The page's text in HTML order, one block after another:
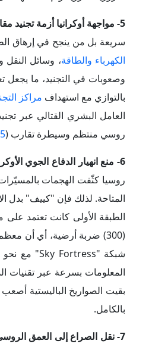
روسيا كثّفت الهجمات
المتاحة. لذلك فإن "كييف" بدل
الطبقة الأولى كانت تعتمد على ميراج (2000) في صيد المسيّرات والصواريخ. وقد
(300) ضربة أرضية، أي أن
شبكة "Sky Fortress" مع نحو
المعلومات بسرعة عبر تقنيات
بقيت الصواريخ الباليستية
بالكامل.
7- نقل الصراع إلى العمق الروسي والتركيز على استهداف "أسطول الظل":
العمق الروسي عبر عمليات
كيلومتر من الحدود
وأكتوبر 2025
ضد مصافٍ ومحطات ضخ
وعلى الجبهة البحرية، انتقل
ضخمة من نحو ( 600) سفينة .
الصراع خارج المسارح